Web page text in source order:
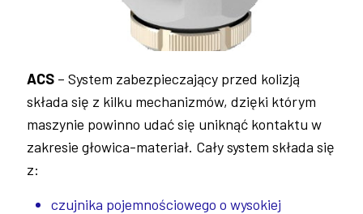
ACS – System zabezpieczający przed kolizją
składa się z kilku mechanizmów, dzięki którym
maszynie powinno udać się uniknąć kontaktu w
zakresie głowica-materiał. Cały system składa się
z:
czujnika pojemnościowego o wysokiej